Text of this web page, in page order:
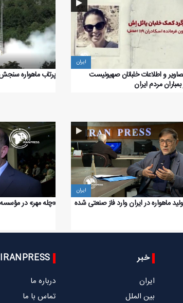
ایران
و اطلاعات خلبانان صهیونیست
مردم ایران
پرتاب ماهواره
ایران
ماهواره در ایران وارد فاز صنعتی شده «چله مهر» در
خبر
ایران
بین الملل
IRANPRESS
درباره ما
تماس با ما